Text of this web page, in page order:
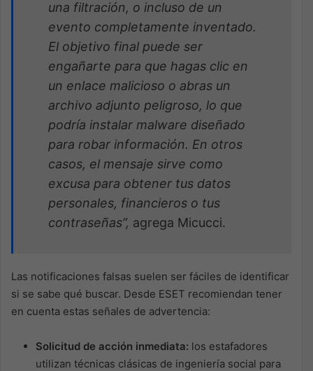
una filtración, o incluso de un
evento completamente inventado.
El objetivo final puede ser
engañarte para que hagas clic en
un enlace malicioso o abras un
archivo adjunto peligroso, lo que
podría instalar malware diseñado
para robar información. En otros
casos, el mensaje sirve como
excusa para obtener tus datos
personales, financieros o tus
contraseñas”, agrega Micucci.
Las notificaciones falsas suelen ser fáciles de identificar
si se sabe qué buscar. Desde ESET recomiendan tener
en cuenta estas señales de advertencia:
Solicitud de acción inmediata: los estafadores
utilizan técnicas clásicas de ingeniería social para